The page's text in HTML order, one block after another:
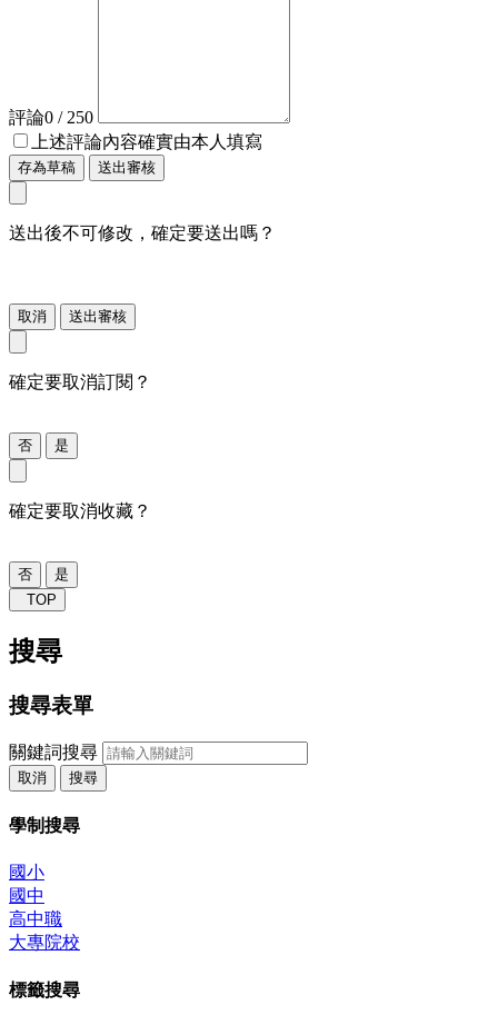
評論0 / 250
上述評論內容確實由本人填寫
存為草稿 送出審核
送出後不可修改，確定要送出嗎？
取消 送出審核
確定要取消訂閱？
否 是
確定要取消收藏？
否
是
TOP
搜尋
搜尋表單
關鍵詞搜尋
取消 搜尋
學制搜尋
國小
國中
高中職
大專院校
標籤搜尋